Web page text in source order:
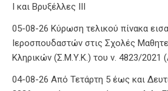
Ι και Βρυξέλλες ΙΙΙ
05-08-26 Κύρωση τελικού πίνακα
Ιεροσπουδαστών στις Σχολές
Κληρικών (Σ.Μ.Υ.Κ.) του ν. 4823/2021
04-08-26 Από Τετάρτη 5 έως και